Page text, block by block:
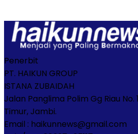
Penerbit
PT. HAIKUN GROUP
ISTANA ZUBAIDAH
Jalan Panglima Polim Gg Riau No.
Timur, Jambi.
Email : haikunnews@gmail.com